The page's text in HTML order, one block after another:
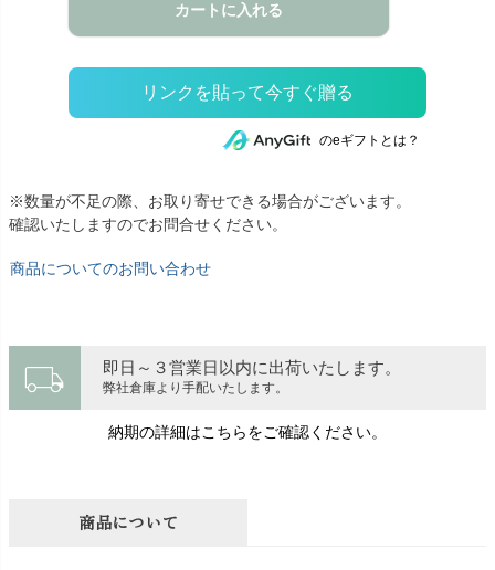
カートに入れる
のeギフトとは？
※数量が不足の際、お取り寄せできる場合がございます。
確認いたしますのでお問合せください。
商品についてのお問い合わせ
local_shipping 即日～３営業日以内に出荷いたします。
弊社倉庫より手配いたします。
納期の詳細はこちらをご確認ください。
商品について